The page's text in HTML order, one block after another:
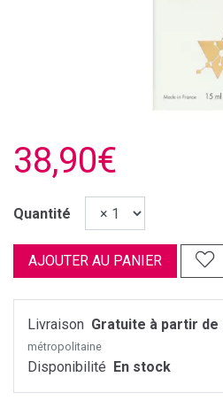
38,90€
Quantité
AJOUTER AU PANIER
Livraison Gratuite à partir de
métropolitaine
Disponibilité En stock